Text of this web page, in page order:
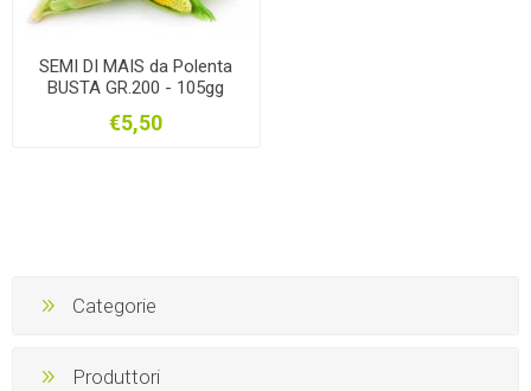
SEMI DI MAIS da Polenta
BUSTA GR.200 - 105gg
€5,50
Categorie
Produttori